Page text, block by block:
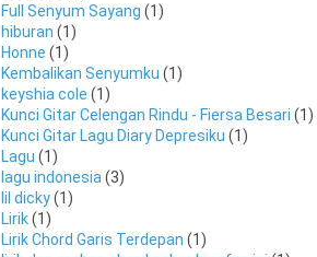
Full Senyum Sayang (1)
hiburan (1)
Honne (1)
Kembalikan Senyumku (1)
keyshia cole (1)
Kunci Gitar Celengan Rindu - Fiersa Besari (1)
Kunci Gitar Lagu Diary Depresiku (1)
Lagu (1)
lagu indonesia (3)
lil dicky (1)
Lirik (1)
Lirik Chord Garis Terdepan (1)